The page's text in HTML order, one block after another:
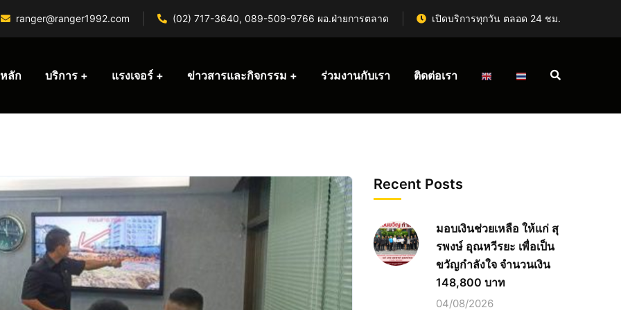
ranger@ranger1992.com (02) 717-3640, 089-509-9766 ผอ.ฝ่ายการตลาด เปิดบริการทุกวัน ตลอด 24 ชม.
ลัก บริการ แรงเจอร์ ข่าวสารและกิจกรรม ร่วมงานกับเรา ติดต่อเรา
Recent Posts
มอบเงินช่วยเหลือ ให้แก่ สุ
รพงษ์ อุณหวีรยะ เพื่อเป็น
ขวัญกำลังใจ จำนวนเงิน
148,800 บาท
04/08/2026